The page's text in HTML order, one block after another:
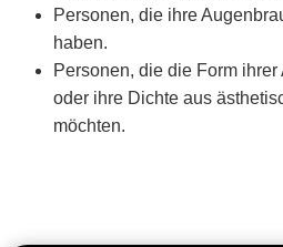
Personen, die ihre
haben.
Personen, die die Form
oder ihre Dichte aus
möchten.